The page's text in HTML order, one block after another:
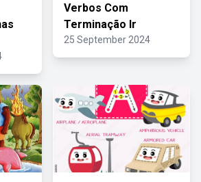
Verbos Com
Terminação Ir
25 September 2024